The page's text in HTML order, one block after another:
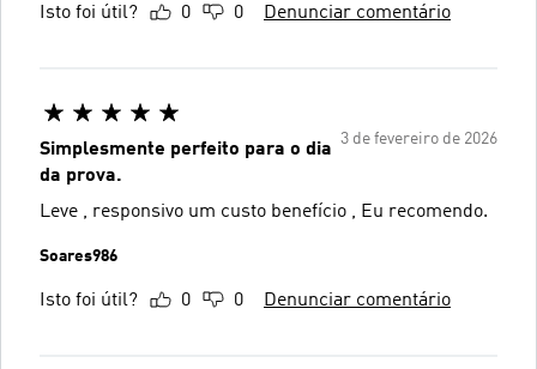
Isto foi útil? 0 0 Denunciar comentário
3 de fevereiro de 2026
Simplesmente perfeito para o dia
da prova.
Leve , responsivo um custo benefício , Eu recomendo.
Soares986
Isto foi útil? 0 0 Denunciar comentário